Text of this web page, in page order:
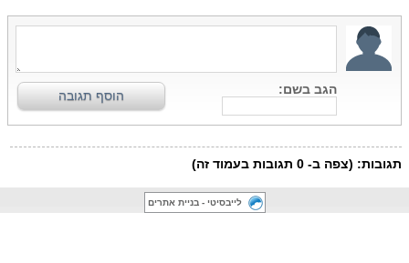
לייבסיטי - בניית אתרים